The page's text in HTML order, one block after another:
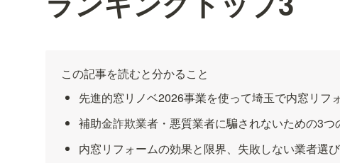
この記事を読むと分かること
先進的窓リノベ2026事業を使って埼玉で内窓リフ
補助金詐欺業者・悪質業者に騙されないための3つ
内窓リフォームの効果と限界、失敗しない業者選